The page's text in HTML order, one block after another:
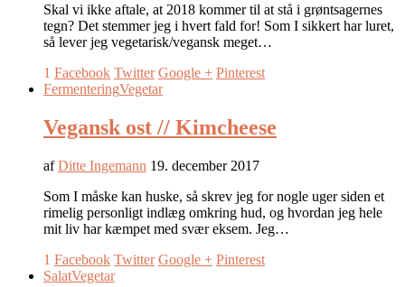
Skal vi ikke aftale, at 2018 kommer til at stå i grøntsagernes
tegn? Det stemmer jeg i hvert fald for! Som I sikkert har luret,
så lever jeg vegetarisk/vegansk meget…
1 Facebook Twitter Google + Pinterest
FermenteringVegetar
Vegansk ost // Kimcheese
afDitte Ingemann 19. december 2017
Som I måske kan huske, så skrev jeg for nogle uger siden et
rimelig personligt indlæg omkring hud, og hvordan jeg hele
mit liv har kæmpet med svær eksem. Jeg…
1 Facebook Twitter Google + Pinterest
SalatVegetar